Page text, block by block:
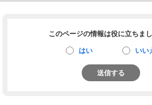
このページの情報は役に立ちま
はい いい
送信する